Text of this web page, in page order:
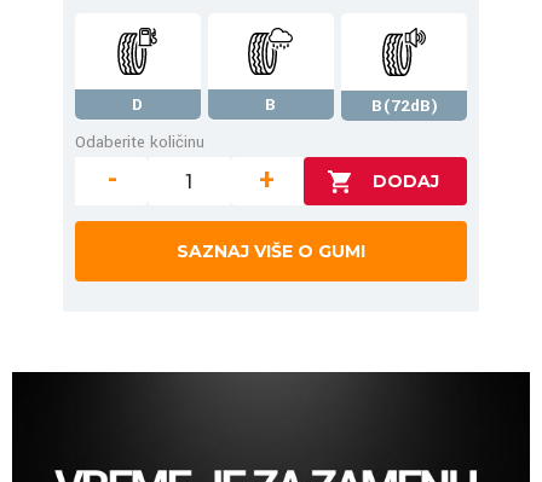
D B
B(72dB)
Odaberite količinu
- +
SAZNAJ VIŠE O GUMI